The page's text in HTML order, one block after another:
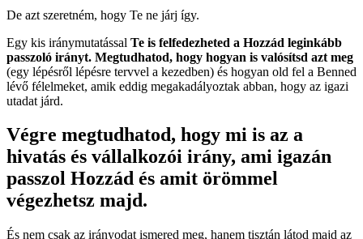
De azt szeretném, hogy Te ne járj így.
Egy kis iránymutatással Te is felfedezheted a Hozzád leginkább
passzoló irányt. Megtudhatod, hogy hogyan is valósítsd azt meg
(egy lépésről lépésre tervvel a kezedben) és hogyan old fel a Benned
lévő félelmeket, amik eddig megakadályoztak abban, hogy az igazi
utadat járd.
Végre megtudhatod, hogy mi is az a
hivatás és vállalkozói irány, ami igazán
passzol Hozzád és amit örömmel
végezhetsz majd.
És nem csak az irányodat ismered meg, hanem tisztán látod majd az